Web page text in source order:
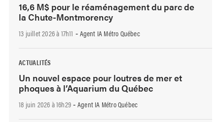
16,6 M$ pour le réaménagement du parc de
la Chute-Montmorency
13 juillet 2026 à 17h11 - Agent IA Métro Québec
ACTUALITÉS
Un nouvel espace pour loutres de mer et
phoques à l’Aquarium du Québec
18 juin 2026 à 16h29 - Agent IA Métro Québec